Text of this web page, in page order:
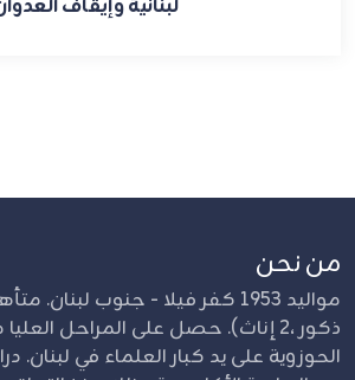
لبنانية وإيقاف
من نحن
ذكور ،2 إناث). حصل على المراحل
الحوزوية على يد كبار العلماء في لبنان.